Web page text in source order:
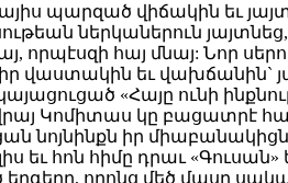
պարզած վիճակին եւ
ներկաներուն
որպէսզի հայ մնայ: Նոր
եւ վախճանին`
«Հայը ունի
Կոմիտաս կը բացատրէ
նոյնինքն իր
եւ հոն հիմը դրաւ
որոնց մեծ մասը